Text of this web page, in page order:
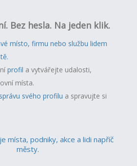
Bez hesla. Na jeden klik.
místo, firmu nebo službu lidem
profil a vytvářejte udalosti,
místa.
svého profilu a spravujte si
místa, podniky, akce a lidi napříč
městy.